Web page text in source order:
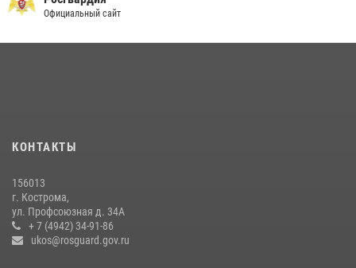
Ивана Кирилловича Яковлева
в ВУЗах Росгвардии
Более пятидесяти поступивших сигналов отработали костромские
росгвардейцы за прошедшую неделю
27 июля 2026, 09:53
Официальный сайт
КОНТАКТЫ
156013
г. Кострома,
ул. Профсоюзная д. 34А
+ 7 (4942) 34-91-86
ukos@rosguard.gov.ru